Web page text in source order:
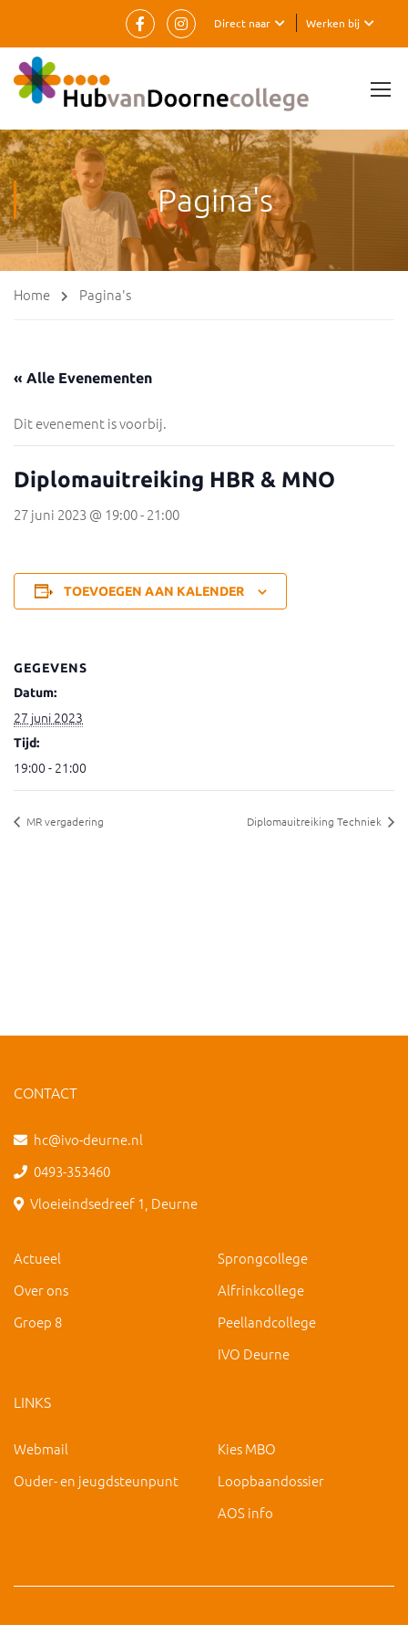
Werken bij
Direct naar
Pagina's
Home Pagina's
« Alle Evenementen
Dit evenement is voorbij.
Diplomauitreiking HBR & MNO
27 juni 2023 @ 19:00-21:00
TOEVOEGEN AAN KALENDER
GEGEVENS
Datum:
27 juni 2023
Tijd:
19:00 - 21:00
MR vergadering Diplomauitreiking Techniek
CONTACT
hc@ivo-deurne.nl
0493-353460
Vloeieindsedreef 1, Deurne
Actueel
Over ons
Groep 8
Sprongcollege
Alfrinkcollege
Peellandcollege
IVO Deurne
LINKS
Webmail
Ouder- en jeugdsteunpunt
Kies MBO
Loopbaandossier
AOS info
Copyright 2019 IVO Deurne | hc@ivo-deurne.nl|Cookies